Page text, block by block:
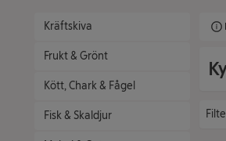
Kräftskiva
Frukt & Grönt
Kött, Chark & Fågel
Fisk & Skaldjur